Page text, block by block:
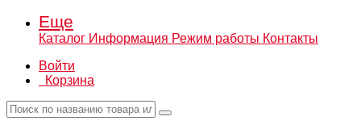
Еще
Каталог Информация Режим работы Контакты
Войти
Корзина